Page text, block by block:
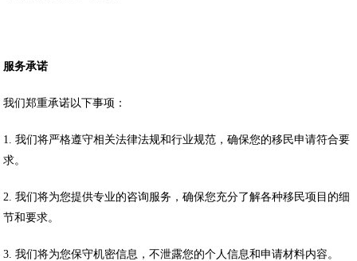
服务承诺
我们郑重承诺以下事项：
1. 我们将严格遵守相关法律法规和行业规范，确保您的移民申请符合要
求。
2. 我们将为您提供专业的咨询服务，确保您充分了解各种移民项目的细
节和要求。
3. 我们将为您保守机密信息，不泄露您的个人信息和申请材料内容。